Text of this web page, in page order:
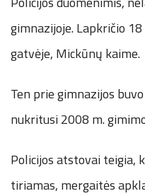
gimnazijoje. Lapkričio
gatvėje, Mickūnų kaime.
Ten prie gimnazijos
nukritusi 2008 m.
Policijos atstovai teigia,
tiriamas, mergaitės